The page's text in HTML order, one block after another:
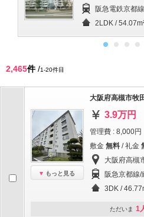
阪急電鉄京都
2LDK /
2,465件/1-20件目
もっと見る
大阪府高槻市牧
3.9万円
管理費 : 8,000円
敷金 無料 / 礼金
大阪府高槻
阪急京都線
3DK /
ただいま 1